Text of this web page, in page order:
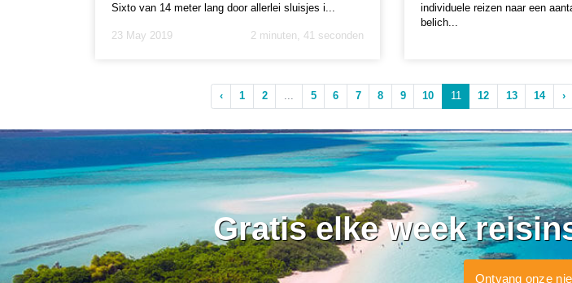
Sixto van 14 meter lang door allerlei sluisjes i...
23 May 2019 2 minuten, 41 seconden
individuele reizen naar een
belich...
‹ 1 2 ... 5 6 7 8 9 10 11 12 13 14 ›
Gratis elke week
Ontvang onze